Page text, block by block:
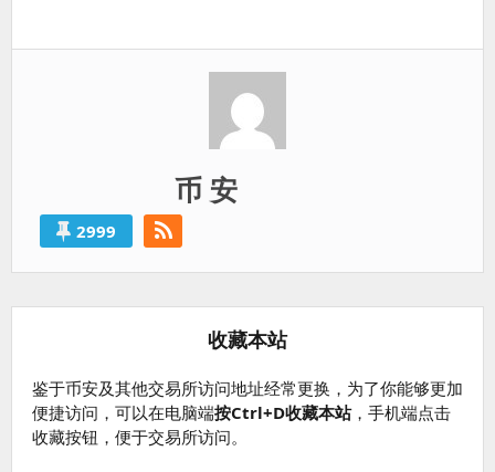
币 安
2999
收藏本站
鉴于币安及其他交易所访问地址经常更换，为了你能够更加
便捷访问，可以在电脑端按Ctrl+D收藏本站，手机端点击
收藏按钮，便于交易所访问。